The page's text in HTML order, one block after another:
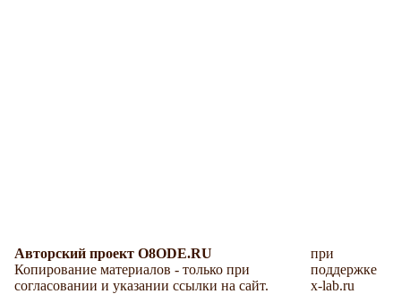
Авторский проект O8ODE.RU
Копирование материалов - только при
согласовании и указании ссылки на сайт.
при
поддержке
x-lab.ru